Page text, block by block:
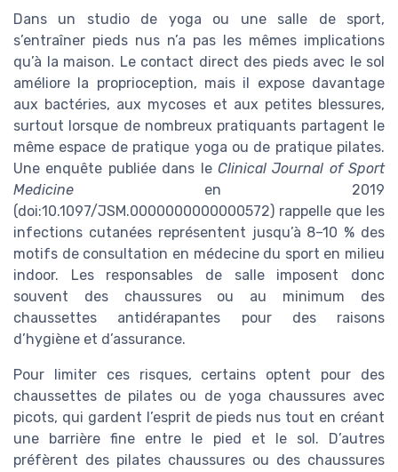
Dans un studio de yoga ou une salle de sport,
s’entraîner pieds nus n’a pas les mêmes implications
qu’à la maison. Le contact direct des pieds avec le sol
améliore la proprioception, mais il expose davantage
aux bactéries, aux mycoses et aux petites blessures,
surtout lorsque de nombreux pratiquants partagent le
même espace de pratique yoga ou de pratique pilates.
Une enquête publiée dans le Clinical Journal of Sport
Medicine en 2019
(doi:10.1097/JSM.0000000000000572) rappelle que les
infections cutanées représentent jusqu’à 8–10 % des
motifs de consultation en médecine du sport en milieu
indoor. Les responsables de salle imposent donc
souvent des chaussures ou au minimum des
chaussettes antidérapantes pour des raisons
d’hygiène et d’assurance.
Pour limiter ces risques, certains optent pour des
chaussettes de pilates ou de yoga chaussures avec
picots, qui gardent l’esprit de pieds nus tout en créant
une barrière fine entre le pied et le sol. D’autres
préfèrent des pilates chaussures ou des chaussures